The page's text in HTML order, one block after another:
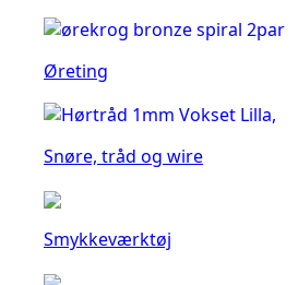
Øreting
Snøre, tråd og wire
Smykkeværktøj